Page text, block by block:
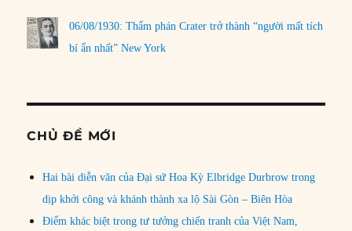
06/08/1930: Thẩm phán Crater trở thành “người mất tích
bí ẩn nhất” New York
CHỦ ĐỀ MỚI
Hai bài diễn văn của Đại sứ Hoa Kỳ Elbridge Durbrow trong
dịp khởi công và khánh thành xa lộ Sài Gòn – Biên Hòa
Điểm khác biệt trong tư tưởng chiến tranh của Việt Nam,